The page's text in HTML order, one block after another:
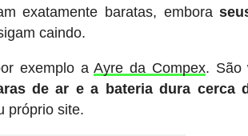
exatamente baratas, embora
caindo.
exemplo aAyre da Compex. São
de ar e a bateria dura cerca
próprio site.